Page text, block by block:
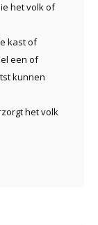
het volk of
kast of
een of
kunnen
het volk